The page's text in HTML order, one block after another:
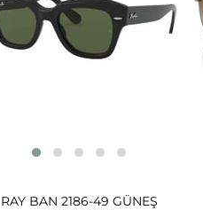
RAY BAN 2186-49 GÜNEŞ